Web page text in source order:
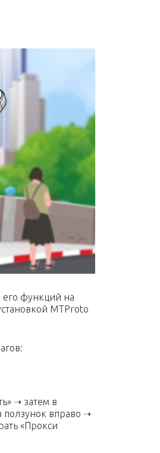
функций на
MTProto
➝ затем в
ползунок вправо ➝
«Прокси